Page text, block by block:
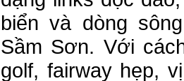
biển và dòng
Sầm Sơn. Với
golf, fairway hẹp,